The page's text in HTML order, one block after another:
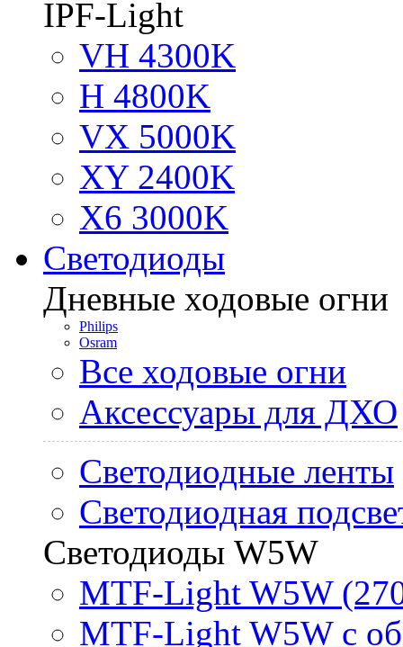
IPF-Light
VH 4300K
H 4800K
VX 5000K
XY 2400K
X6 3000K
Светодиоды
Дневные ходовые огни
Philips
Osram
Все ходовые огни
Аксессуары для ДХО
Светодиодные ленты
Светодиодная
Светодиоды W5W
MTF-Light W5W
MTF-Light W5W с